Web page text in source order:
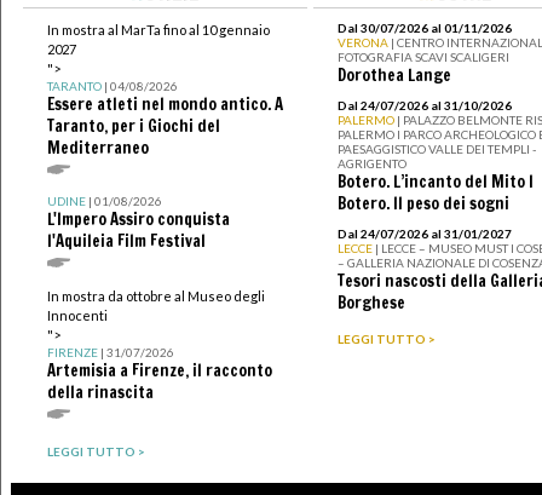
In mostra al MarTa fino al 10 gennaio
2027
">
TARANTO| 04/08/2026
Essere atleti nel mondo antico. A
Taranto, per i Giochi del
Mediterraneo
UDINE| 01/08/2026
L'Impero Assiro conquista
l'Aquileia Film Festival
In mostra da ottobre al Museo degli
Innocenti
">
FIRENZE| 31/07/2026
Artemisia a Firenze, il racconto
della rinascita
LEGGI TUTTO >
Dal 30/07/2026 al 01/11/2026
VERONA | CENTRO
FOTOGRAFIA SCAVI SCALIGERI
Dorothea Lange
Dal 24/07/2026 al 31/10/2026
PALERMO | PALAZZO BELMONTE
PALERMO I PARCO ARCHEOLOGICO
PAESAGGISTICO VALLE DEI TEMPLI -
AGRIGENTO
Botero. L’incanto del Mito I
Botero. Il peso dei sogni
Dal 24/07/2026 al 31/01/2027
LECCE | LECCE – MUSEO MUST I
– GALLERIA NAZIONALE DI
Tesori nascosti della
Borghese
LEGGI TUTTO >